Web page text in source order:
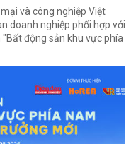
và công nghiệp Việt
doanh nghiệp phối hợp với
động sản khu vực phía